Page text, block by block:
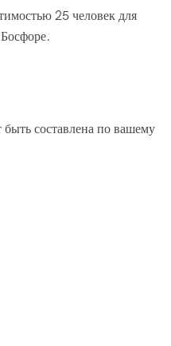
25 человек для
составлена по вашему